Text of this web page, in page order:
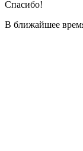
Спасибо!
В ближайшее